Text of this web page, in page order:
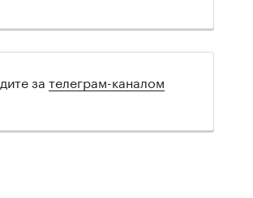
зателеграм-каналом